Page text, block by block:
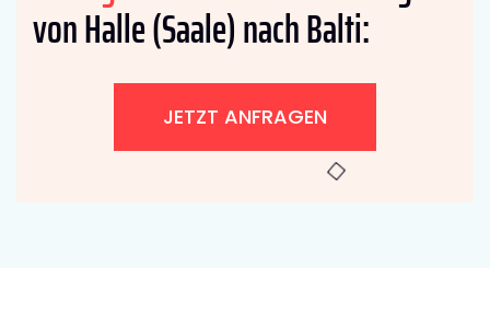
von Halle (Saale) nach Balti:
JETZT ANFRAGEN